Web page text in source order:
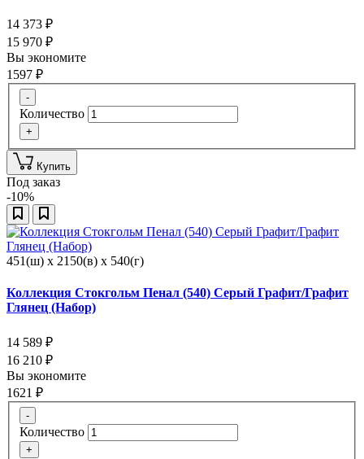
14 373 ₽
15 970 ₽
Вы экономите
1597 ₽
-
Количество
+
Купить
Под заказ
-10%
451(ш) x 2150(в) x 540(г)
Коллекция Стокгольм Пенал (540) Серый Графит/Графит
Глянец (Набор)
14 589 ₽
16 210 ₽
Вы экономите
1621 ₽
-
Количество
+